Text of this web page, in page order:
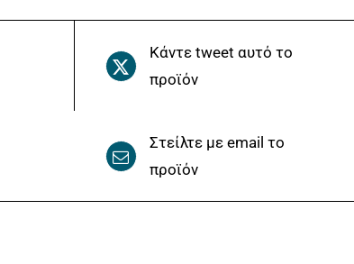
Κάντε tweet αυτό το
προϊόν
Στείλτε με email το
προϊόν